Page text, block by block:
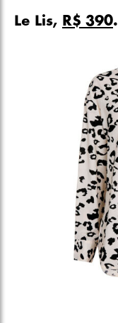
Le Lis, R$ 390.